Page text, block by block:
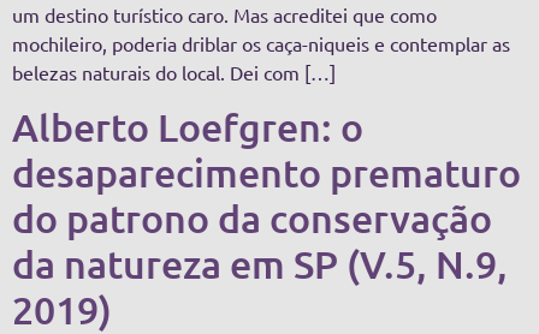
um destino turístico caro. Mas acreditei que como
mochileiro, poderia driblar os caça-niqueis e contemplar as
belezas naturais do local. Dei com […]
Alberto Loefgren: o
desaparecimento prematuro
do patrono da conservação
da natureza em SP (V.5, N.9,
2019)